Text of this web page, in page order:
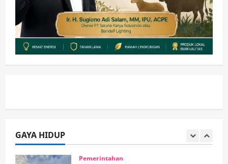
GAYA HIDUP
5 wartanusa 4 Agustus 2026
Kesehatan Pemerintahan
Ubah Lahan Tidur Jadi Cuan: Wabup
Sidoarjo Apresiasi Inovasi Teh Daun
2
Jaminan Rp 100 Juta?
wartanusa
Olahraga